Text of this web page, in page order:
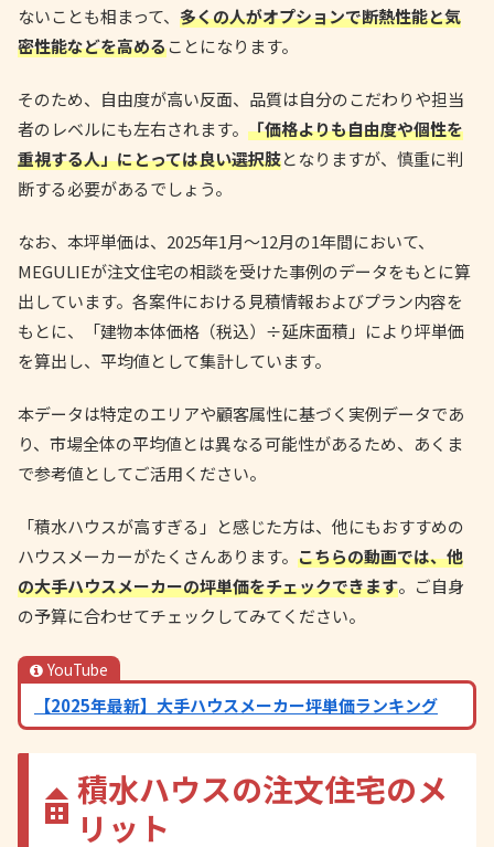
ないことも相まって、 多くの人がオプションで断熱性能と気
密性能などを高めることになります。
そのため、自由度が高い反面、品質は自分のこだわりや担当
者のレベルにも左右されます。 「価格よりも自由度や個性を
重視する人」にとっては良い選択肢となりますが、慎重に判
断する必要があるでしょう。
なお、本坪単価は、2025年1月〜12月の1年間において、
MEGULIEが注文住宅の相談を受けた事例のデータをもとに算
出しています。各案件における見積情報およびプラン内容を
もとに、「建物本体価格（税込）÷延床面積」により坪単価
を算出し、平均値として集計しています。
本データは特定のエリアや顧客属性に基づく実例データであ
り、市場全体の平均値とは異なる可能性があるため、あくま
で参考値としてご活用ください。
「積水ハウスが高すぎる」と感じた方は、他にもおすすめの
ハウスメーカーがたくさんあります。 こちらの動画では、他
の大手ハウスメーカーの坪単価をチェックできます。ご自身
の予算に合わせてチェックしてみてください。
YouTube
【2025年最新】大手ハウスメーカー坪単価ランキング
積水ハウスの注文住宅のメ
リット